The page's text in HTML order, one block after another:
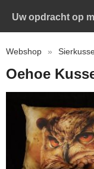
Uw opdracht op
Webshop »
Oehoe